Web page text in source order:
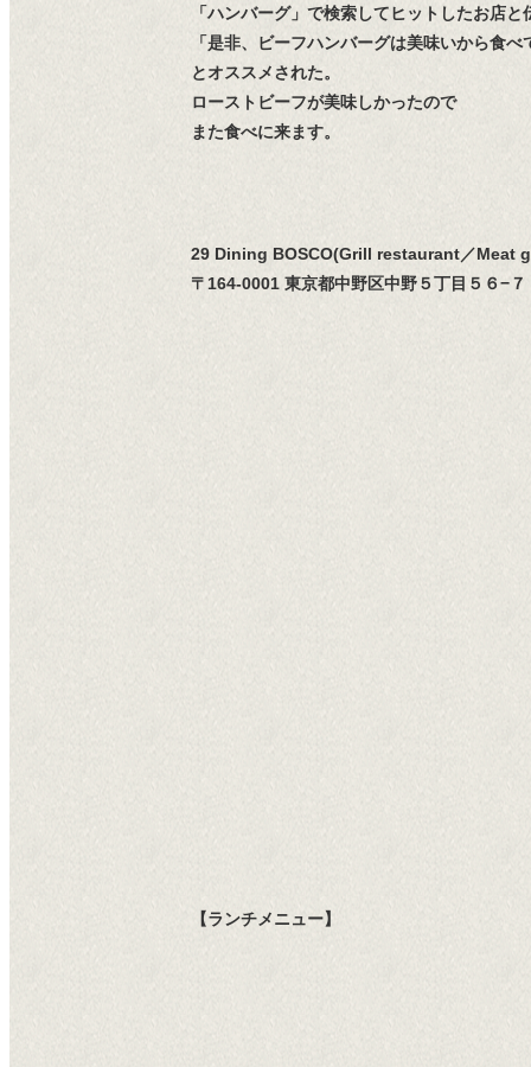
「ハンバーグ」で検索してヒットしたお店と
「是非、ビーフハンバーグは美味いから食べ
とオススメされた。
ローストビーフが美味しかったので
また食べに来ます。
29 Dining BOSCO(Grill restaurant／Meat
〒164-0001 東京都中野区中野５丁目５６−
【ランチメニュー】